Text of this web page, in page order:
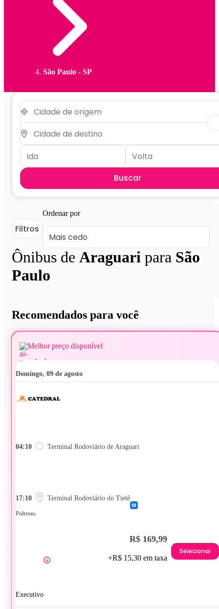
São Paulo - SP
Buscar
Ônibus de Araguari para São
Paulo
Filtros
Ordenar por
Recomendados para você
Melhor preço disponível
domingo, 09 de agosto
04:10 Terminal Rodoviário de Araguari
17:10 Terminal Rodoviário do Tietê
Poltrona
Executivo
R$ 169,99
+R$ 15,30 em taxa
Selecionar